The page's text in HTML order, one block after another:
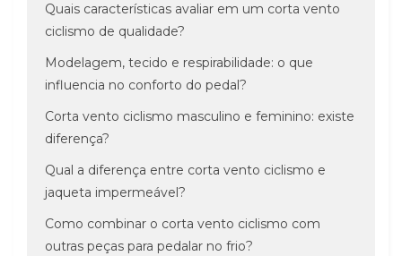
Quais características avaliar em um corta vento
ciclismo de qualidade?
Modelagem, tecido e respirabilidade: o que
influencia no conforto do pedal?
Corta vento ciclismo masculino e feminino: existe
diferença?
Qual a diferença entre corta vento ciclismo e
jaqueta impermeável?
Como combinar o corta vento ciclismo com
outras peças para pedalar no frio?